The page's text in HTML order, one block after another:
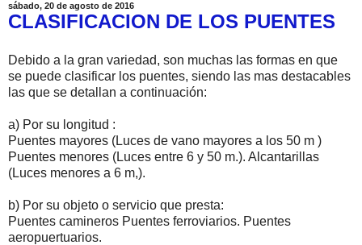
sábado, 20 de agosto de 2016
CLASIFICACION DE LOS PUENTES
Debido a la gran variedad, son muchas las formas en que
se puede clasificar los puentes, siendo las mas destacables
las que se detallan a continuación:
a) Por su longitud :
Puentes mayores (Luces de vano mayores a los 50 m )
Puentes menores (Luces entre 6 y 50 m.). Alcantarillas
(Luces menores a 6 m,).
b) Por su objeto o servicio que presta:
Puentes camineros Puentes ferroviarios. Puentes
aeropuertuarios.